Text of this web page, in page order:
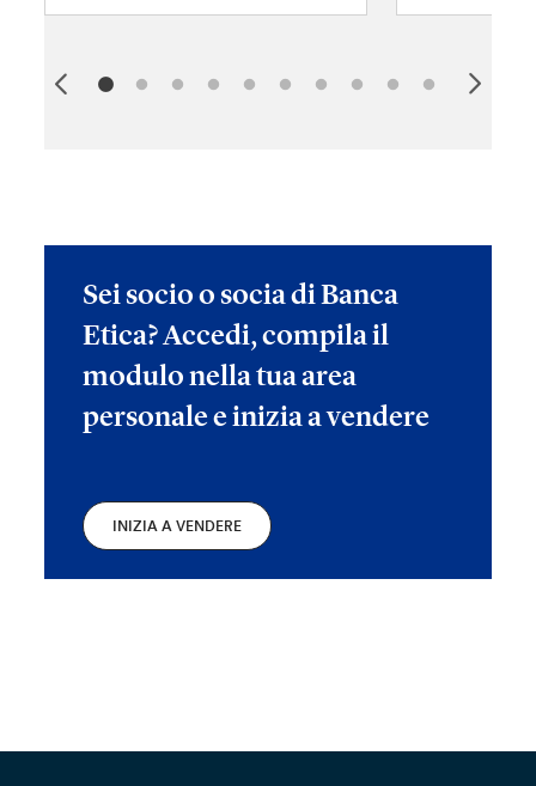
Sei socio o socia di Banca
Etica? Accedi, compila il
modulo nella tua area
personale e inizia a vendere
INIZIA A VENDERE